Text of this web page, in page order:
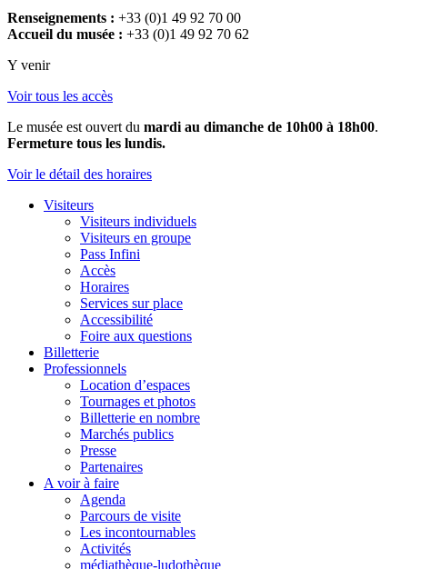
Renseignements : +33 (0)1 49 92 70 00
Accueil du musée : +33 (0)1 49 92 70 62
Y venir
Voir tous les accès
Le musée est ouvert du mardi au dimanche de 10h00 à 18h00.
Fermeture tous les lundis.
Voir le détail des horaires
Visiteurs
Visiteurs individuels
Visiteurs en groupe
Pass Infini
Accès
Horaires
Services sur place
Accessibilité
Foire aux questions
Billetterie
Professionnels
Location d’espaces
Tournages et photos
Billetterie en nombre
Marchés publics
Presse
Partenaires
A voir à faire
Agenda
Parcours de visite
Les incontournables
Activités
médiathèque-ludothèque